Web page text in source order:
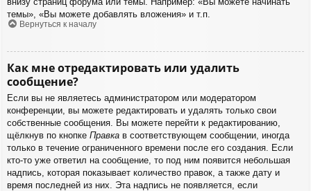
темы», «Вы можете добавлять вложения» и т.п.
Вернуться к началу
Как мне отредактировать или удалить
сообщение?
Если вы не являетесь администратором или модератором
конференции, вы можете редактировать и удалять только свои
собственные сообщения. Вы можете перейти к редактированию,
щёлкнув по кнопке Правка в соответствующем сообщении, иногда
только в течение ограниченного времени после его создания. Если
кто-то уже ответил на сообщение, то под ним появится небольшая
надпись, которая показывает количество правок, а также дату и
время последней из них. Эта надпись не появляется, если